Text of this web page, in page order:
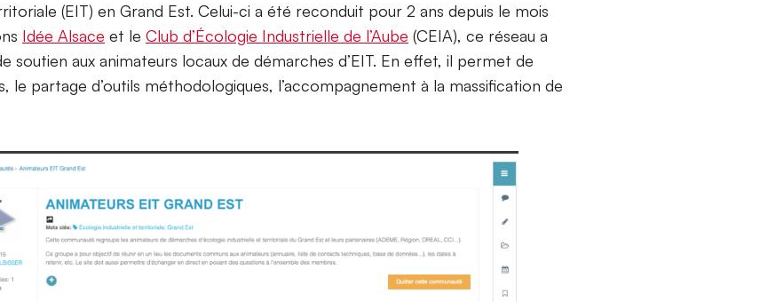
(EIT) en Grand Est. Celui-ci a été reconduit pour 2 ans depuis le mois
Idée Alsace et le Club d’Écologie Industrielle de l’Aube (CEIA), ce réseau a
soutien aux animateurs locaux de démarches d’EIT. En effet, il permet de
le partage d’outils méthodologiques, l’accompagnement à la massification de